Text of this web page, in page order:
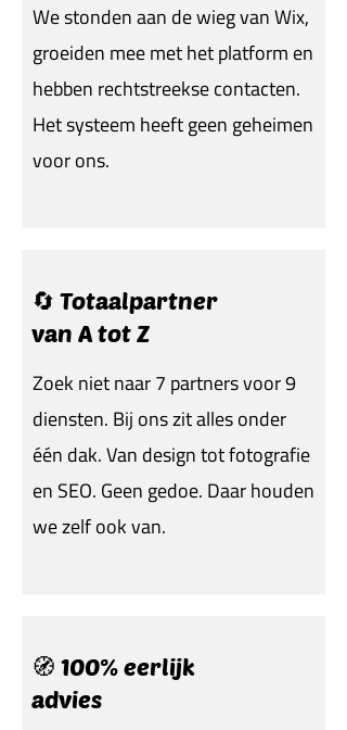
We stonden aan de wieg van Wix,
groeiden mee met het platform en
hebben rechtstreekse contacten.
Het systeem heeft geen geheimen
voor ons.
🔄 Totaalpartner
van A tot Z
Zoek niet naar 7 partners voor 9
diensten. Bij ons zit alles onder
één dak. Van design tot fotografie
en SEO. Geen gedoe. Daar houden
we zelf ook van.
🧭 100% eerlijk
advies